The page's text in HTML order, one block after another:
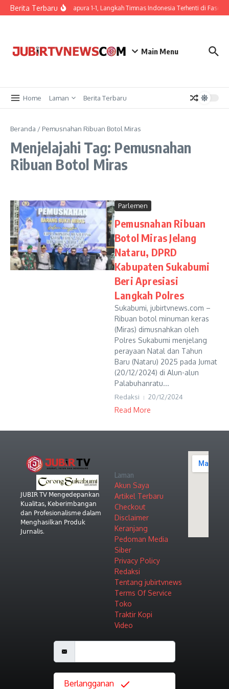
Berita TerbaruDitahan Singapura 1-1, Langkah Timnas Indonesia Terhenti di Fase
Main Menu
Home Laman Berita Terbaru
Beranda / Pemusnahan Ribuan Botol Miras
Menjelajahi Tag: Pemusnahan
Ribuan Botol Miras
Parlemen
Pemusnahan Ribuan
Botol Miras Jelang
Nataru, DPRD
Kabupaten Sukabumi
Beri Apresiasi
Langkah Polres
Sukabumi, jubirtvnews.com –
Ribuan botol minuman keras
(Miras) dimusnahkan oleh
Polres Sukabumi menjelang
perayaan Natal dan Tahun
Baru (Nataru) 2025 pada Jumat
(20/12/2024) di Alun-alun
Palabuhanratu...
Redaksi 20/12/2024
Read More
𝖩𝖴𝖡𝖨𝖱 𝖳𝖵 𝖬𝖾𝗇𝗀𝖾𝖽𝖾𝗉𝖺𝗇𝗄𝖺𝗇
𝖪𝗎𝖺𝗅𝗂𝗍𝖺𝗌, 𝖪𝖾𝖻𝖾𝗋𝗂𝗆𝖻𝖺𝗇𝗀𝖺𝗇
𝖽𝖺𝗇 𝖯𝗋𝗈𝖿𝖾𝗌𝗂𝗈𝗇𝖺𝗅𝗂𝗌𝗆𝖾 𝖽𝖺𝗅𝖺𝗆
𝖬𝖾𝗇𝗀𝗁𝖺𝗌𝗂𝗅𝗄𝖺𝗇 𝖯𝗋𝗈𝖽𝗎𝗄
𝖩𝗎𝗋𝗇𝖺𝗅𝗂𝗌.
Laman
Akun Saya
Artikel Terbaru
Checkout
Disclaimer
Keranjang
Pedoman Media
Siber
Privacy Policy
Redaksi
Tentang jubirtvnews
Terms Of Service
Toko
Traktir Kopi
Video
Berlangganan